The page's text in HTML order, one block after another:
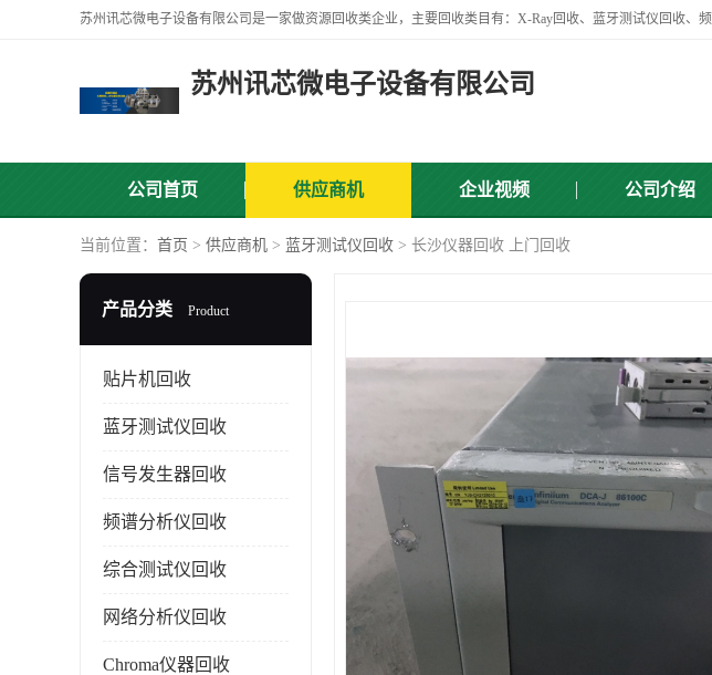
苏州讯芯微电子设备有限公司
公司首页 供应商机 企业视频 公司介绍
当前位置： 首页 > 供应商机 > 蓝牙测试仪回收 > 长沙仪器回收 上门回收
产品分类 Product
贴片机回收
蓝牙测试仪回收
信号发生器回收
频谱分析仪回收
综合测试仪回收
网络分析仪回收
Chroma仪器回收